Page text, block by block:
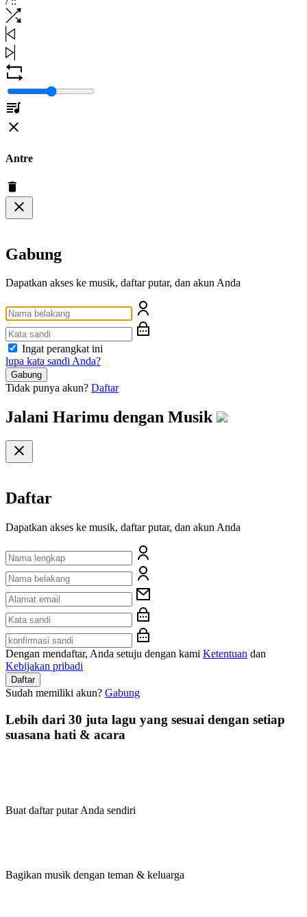
Antre
Gabung
Dapatkan akses ke musik, daftar putar, dan akun Anda
Ingat perangkat ini
lupa kata sandi Anda?
Gabung
Tidak punya akun? Daftar
Jalani Harimu dengan Musik
Daftar
Dapatkan akses ke musik, daftar putar, dan akun Anda
Dengan mendaftar, Anda setuju dengan kami Ketentuan dan
Kebijakan pribadi
Daftar
Sudah memiliki akun? Gabung
Lebih dari 30 juta lagu yang sesuai dengan setiap
suasana hati & acara
Buat daftar putar Anda sendiri
Bagikan musik dengan teman & keluarga